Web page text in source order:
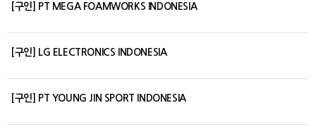
[구인] PT MEGA FOAMWORKS INDONESIA
[구인] LG ELECTRONICS INDONESIA
[구인] PT YOUNG JIN SPORT INDONESIA